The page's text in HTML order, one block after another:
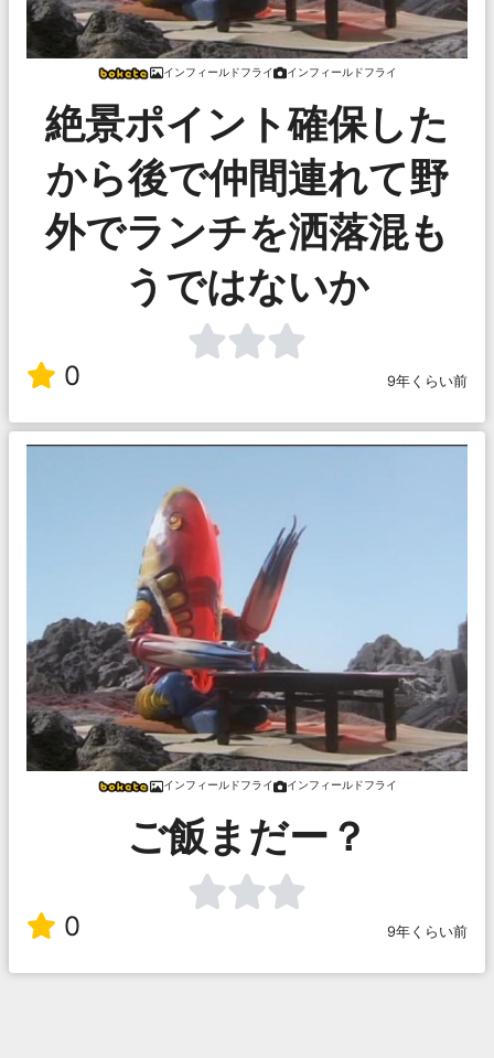
インフィールドフライ インフィールドフライ
絶景ポイント確保した
から後で仲間連れて野
外でランチを洒落混も
うではないか
0 9年くらい前
インフィールドフライ インフィールドフライ
ご飯まだー？
0 9年くらい前